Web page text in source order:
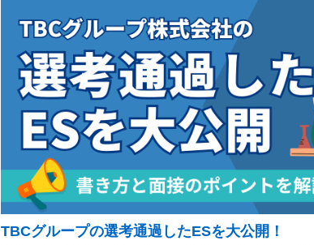
TBCグループの選考通過したESを大公開！